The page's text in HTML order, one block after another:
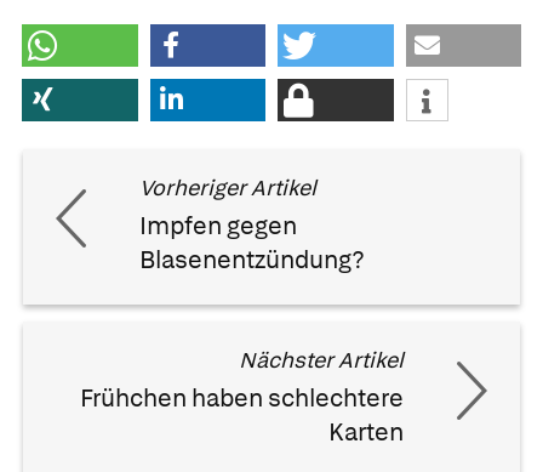
Vorheriger Artikel
Impfen gegen
Blasenentzündung?
Nächster Artikel
Frühchen haben schlechtere
Karten